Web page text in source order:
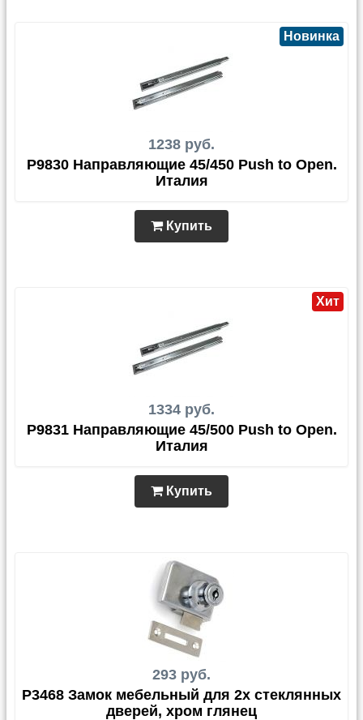
1238 руб.
Новинка
P9830 Направляющие 45/450 Push to Open.
Италия
Купить
1334 руб.
Хит
P9831 Направляющие 45/500 Push to Open.
Италия
Купить
293 руб.
P3468 Замок мебельный для 2х стеклянных
дверей, хром глянец